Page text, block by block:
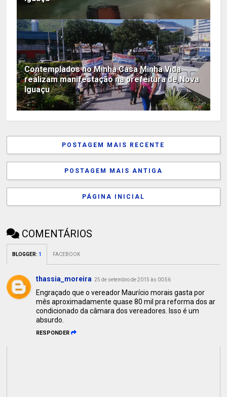
Contemplados no Minha Casa Minha Vida
realizam manifestação na prefeitura de Nova
Iguaçu
POSTAGEM MAIS RECENTE
POSTAGEM MAIS ANTIGA
PÁGINA INICIAL
COMENTÁRIOS
BLOGGER: 1 FACEBOOK
thassia_moreira 25 de setembro de 2015 às 00:56
Engraçado que o vereador Maurício morais gasta por
mês aproximadamente quase 80 mil pra reforma dos ar
condicionado da câmara dos vereadores. Isso é um
absurdo.
RESPONDER